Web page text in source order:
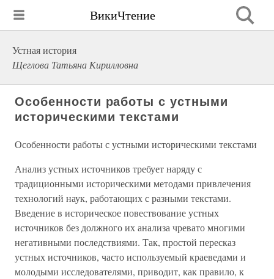
ВикиЧтение
Устная история
Щеглова Татьяна Кирилловна
Особенности работы с устными
историческими текстами
Особенности работы с устными историческими текстами
Анализ устных источников требует наряду с
традиционными историческими методами привлечения
технологий наук, работающих с разными текстами.
Введение в историческое повествование устных
источников без должного их анализа чревато многими
негативными последствиями. Так, простой пересказ
устных источников, часто используемый краеведами и
молодыми исследователями, приводит, как правило, к